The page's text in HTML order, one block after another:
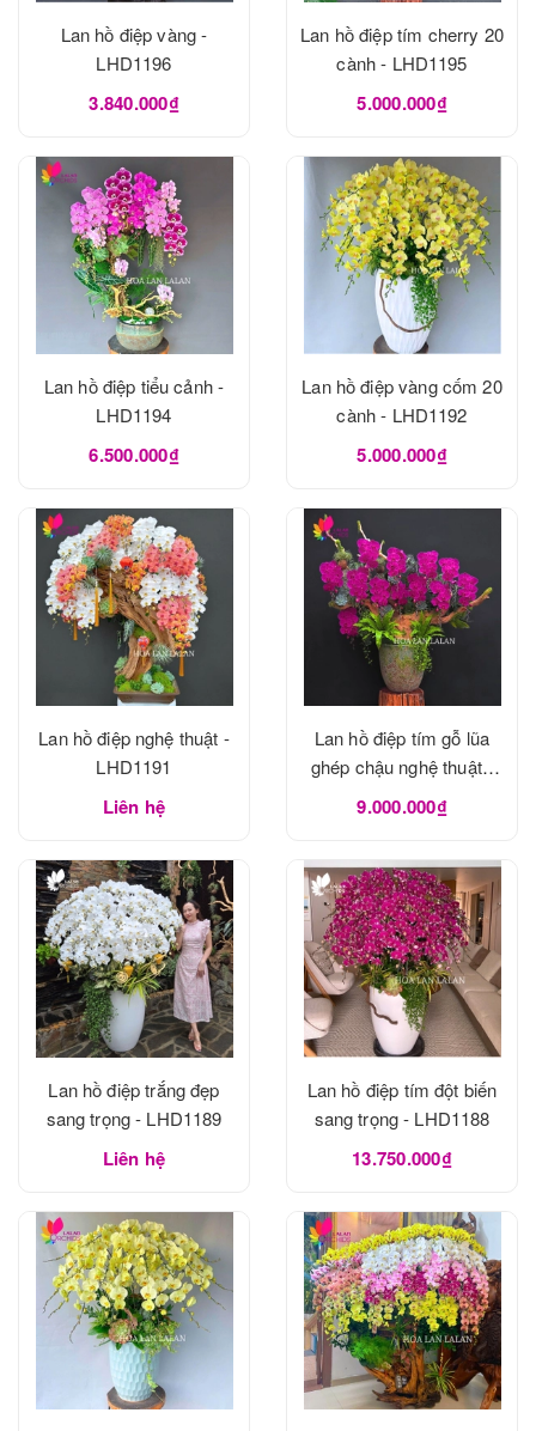
Lan hồ điệp vàng -
LHD1196
3.840.000₫
Lan hồ điệp tím cherry 20
cành - LHD1195
5.000.000₫
Lan hồ điệp tiểu cảnh -
LHD1194
6.500.000₫
Lan hồ điệp vàng cốm 20
cành - LHD1192
5.000.000₫
Lan hồ điệp nghệ thuật -
LHD1191
Liên hệ
Lan hồ điệp tím gỗ lũa
ghép chậu nghệ thuật -
LHD1190
9.000.000₫
Lan hồ điệp trắng đẹp
sang trọng - LHD1189
Liên hệ
Lan hồ điệp tím đột biến
sang trọng - LHD1188
13.750.000₫